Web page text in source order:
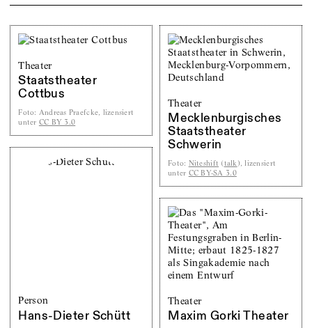
Theater
Staatstheater
Cottbus
Foto: Andreas Praefcke, lizensiert
unter CC BY 3.0
Theater
Mecklenburgisches
Staatstheater
Schwerin
Foto: Niteshift (talk ), lizensiert
unter CC BY-SA 3.0
Person
Hans-Dieter Schütt
Theater
Maxim Gorki Theater